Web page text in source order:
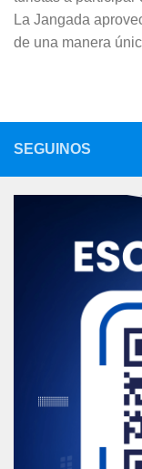
La Jangada
de una manera
SEGUINOS